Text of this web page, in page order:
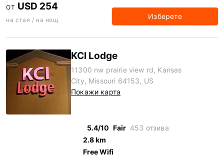
ОТ USD 254
на стая / на нощ Изберете
KCI Lodge
11300 nw prairie view rd, Kansas
City, Missouri 64153, US
Покажи карта
5.4/10 Fair 453 отзива
2.8 km
Free Wifi